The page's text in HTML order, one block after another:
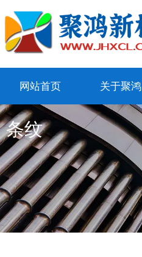
网站首页 关于聚鸿
条纹